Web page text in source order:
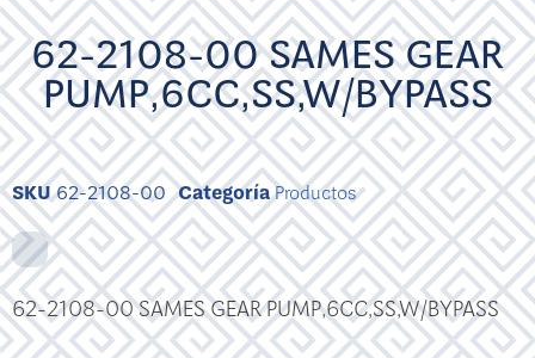
62-2108-00 SAMES GEAR
PUMP,6CC,SS,W/BYPASS
SKU62-2108-00 CategoríaProductos
62-2108-00 SAMES GEAR PUMP,6CC,SS,W/BYPASS